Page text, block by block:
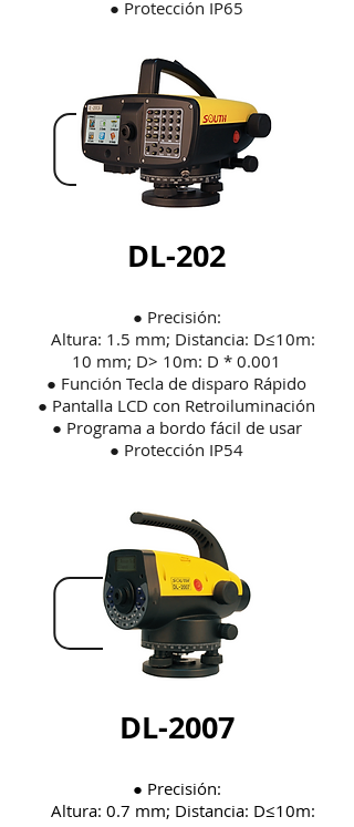
● Protección IP65
DL-202
● Precisión:
Altura: 1.5 mm; Distancia: D≤10m:
10 mm; D> 10m: D * 0.001
● Función Tecla de disparo Rápido
● Pantalla LCD con Retroiluminación
● Programa a bordo fácil de usar
● Protección IP54
DL-2007
● Precisión:
Altura: 0.7 mm; Distancia: D≤10m: